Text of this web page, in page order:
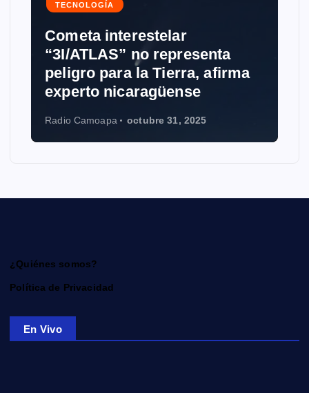
TECNOLOGÍA
Cometa interestelar
“3I/ATLAS” no representa
peligro para la Tierra, afirma
experto nicaragüense
Radio Camoapa octubre 31, 2025
¿Quiénes somos?
Política de Privacidad
En Vivo